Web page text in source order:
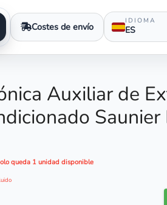
Costes de envío IDIOMA
ES
Auxiliar de
queda 1 unidad disponible